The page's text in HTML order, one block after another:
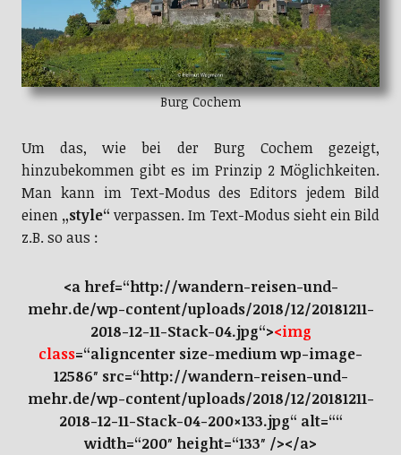
Burg Cochem
Um das, wie bei der Burg Cochem gezeigt,
hinzubekommen gibt es im Prinzip 2 Möglichkeiten.
Man kann im Text-Modus des Editors jedem Bild
einen „style“ verpassen. Im Text-Modus sieht ein Bild
z.B. so aus :
<a href=“http://wandern-reisen-und-
mehr.de/wp-content/uploads/2018/12/20181211-
2018-12-11-Stack-04.jpg“><img
class=“aligncenter size-medium wp-image-
12586″ src=“http://wandern-reisen-und-
mehr.de/wp-content/uploads/2018/12/20181211-
2018-12-11-Stack-04-200×133.jpg“ alt=““
width=“200″ height=“133″ /></a>